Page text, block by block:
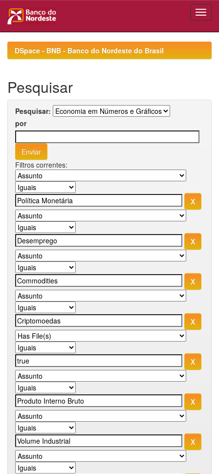
navigationDSpace - BNB - Banco do Nordeste do Brasil
Pesquisar
Pesquisar:
por
Filtros correntes: